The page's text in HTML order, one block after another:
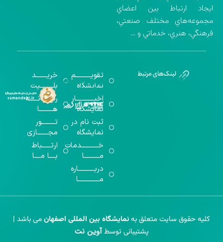
ايجاد ارتباط بين اعضاي
مجموعه‌هاي مختلف صنعتي،
فرهنگي، هنري، خدماتي و …
تقویــــــــــم
نمایشگاه
اخبــــــــــــار
نمایشگاه
ثبت نام در
نمایشگاه
خـــــــــــدمات
مــــــــــا
دربـــــــــــاره
مــــــــــــــا
خریـــــــد
بلـــــــــیت
رســـــانــــــه
هـــــــــا
تـــــــــور
مجـــــــازی
ارتــــــباط
بــــا مــــا
گواهینامه‌های
اخذ شده
کلیه حقوق سایت متعلق بهنمایشگاه بین المللی اصفهانمی باشد |
پشتیبانی توسطآوین نت